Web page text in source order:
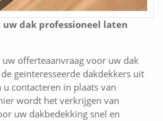
uw dak professioneel laten
offerteaanvraag voor uw dak
geïnteresseerde dakdekkers uit
u contacteren in plaats van
wordt het verkrijgen van
uw dakbedekking snel en